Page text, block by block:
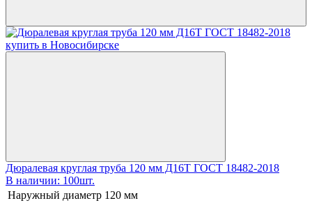
Дюралевая круглая труба 120 мм Д16Т ГОСТ 18482-2018
В наличии: 100шт.
Наружный диаметр 120 мм